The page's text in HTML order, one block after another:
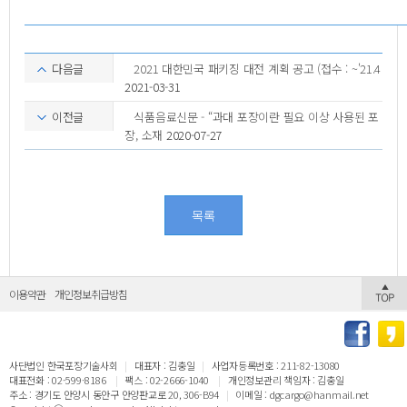
다음글
2021 대한민국 패키징 대전 계획 공고 (접수 : ~'21.4
2021-03-31
이전글
식품음료신문 - “과대 포장이란 필요 이상 사용된 포
장, 소재 2020-07-27
목록
이용약관 개인정보취급방침
사단법인 한국포장기술사회 | 대표자 : 김충일 | 사업자등록번호 : 211-82-13080
대표전화 : 02-599-8186
| 팩스 : 02-2666-1040 | 개인정보관리 책임자 : 김충일
주소 : 경기도 안양시 동안구 안양판교로 20, 306-B94 | 이메일 : dgcargo@hanmail.net